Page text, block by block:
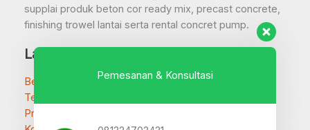
supplai produk beton cor ready mix, precast concrete,
finishing trowel lantai serta rental concret pump.
Layanan
Beranda
Tentang
Produk Beton
Pemesanan & Konsultasi